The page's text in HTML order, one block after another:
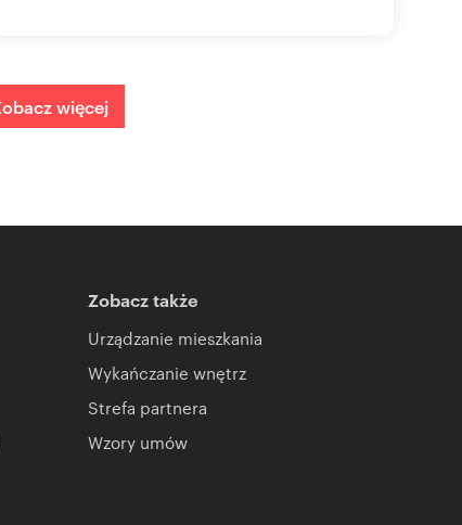
więcej
Zobacz także
Urządzanie mieszkania
Wykańczanie wnętrz
Strefa partnera
Wzory umów